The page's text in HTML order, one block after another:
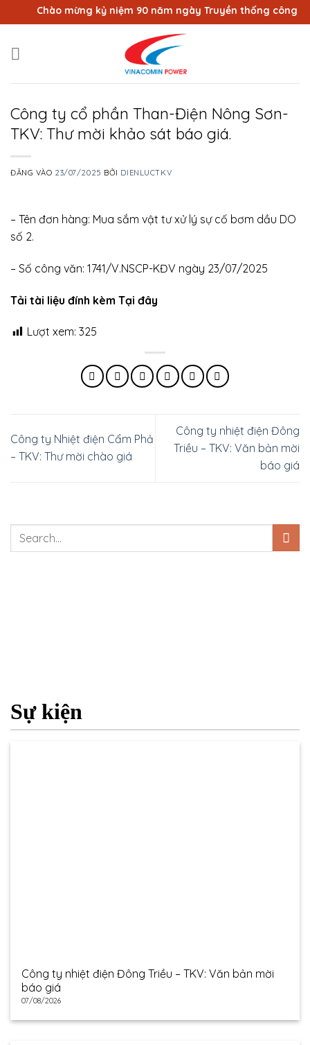
qua
dung
Chào mừng kỷ niệm 90 năm ngày Truyền thống công
Công ty cổ phần Than-Điện Nông Sơn-
TKV: Thư mời khảo sát báo giá.
ĐĂNG VÀO 23/07/2025 BỞI DIENLUCTKV
– Tên đơn hàng: Mua sắm vật tư xử lý sự cố bơm dầu DO
số 2.
– Số công văn: 1741/V.NSCP-KĐV ngày 23/07/2025
Tải tài liệu đính kèm Tại đây
Lượt xem: 325
Công ty Nhiệt điện Cẩm Phả
– TKV: Thư mời chào giá
Công ty nhiệt điện Đông
Triều – TKV: Văn bản mời
báo giá
Sự kiện
Công ty nhiệt điện Đông Triều – TKV: Văn bản mời
báo giá
07/08/2026